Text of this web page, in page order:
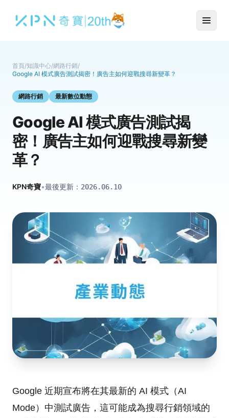
首頁/知識中心/網路行銷/
Google AI 模式廣告測試揭密！廣告主如何迎戰搜尋新變革？
網路行銷 最新數位動態
Google AI 模式廣告測試揭
密！廣告主如何迎戰搜尋新變
革？
KPN奇寶•最後更新： 2026.06.10
Google 近期宣布將在其最新的 AI 模式（AI
Mode）中測試廣告，這可能成為搜尋行銷領域的